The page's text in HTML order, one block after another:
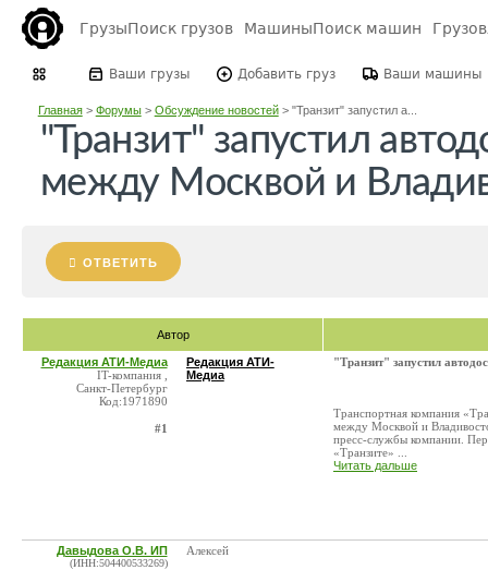
ГрузыПоиск грузов МашиныПоиск машин
Ваши грузы Добавить груз Ваши машины
Главная> Форумы> Обсуждение новостей> "Транзит" запустил а...
"Транзит" запустил
между Москвой и
ОТВЕТИТЬ
Автор
Редакция АТИ-Медиа
IT-компания ,
Санкт-Петербург
Код:1971890
#1
Редакция АТИ-
Медиа
"Транзит" запустил
Транспортная компания
между Москвой и
пресс-службы компании.
«Транзите» ...
Читать дальше
Давыдова О.В. ИП
(ИНН:504400533269)
Алексей